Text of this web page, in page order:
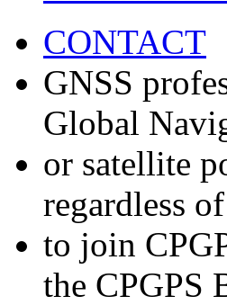
CONTACT
GNSS
Global
or satellite
regardless
to join
the CPGPS